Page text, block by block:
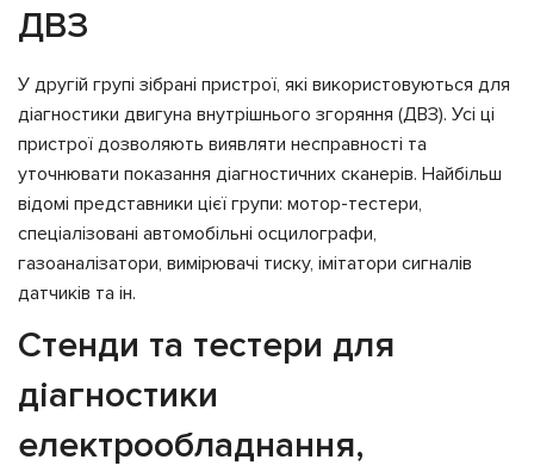
ДВЗ
У другій групі зібрані пристрої, які використовуються для
діагностики двигуна внутрішнього згоряння (ДВЗ). Усі ці
пристрої дозволяють виявляти несправності та
уточнювати показання діагностичних сканерів. Найбільш
відомі представники цієї групи: мотор-тестери,
спеціалізовані автомобільні осцилографи,
газоаналізатори, вимірювачі тиску, імітатори сигналів
датчиків та ін.
Стенди та тестери для
діагностики
електрообладнання,